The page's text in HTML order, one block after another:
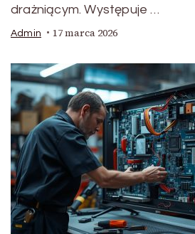
drażniącym. Występuje …
Admin 17 marca 2026